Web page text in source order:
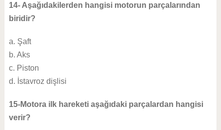
14- Aşağıdakilerden hangisi motorun parçalarından
biridir?
a. Şaft
b. Aks
c. Piston
d. İstavroz dişlisi
15-Motora ilk hareketi aşağıdaki parçalardan hangisi
verir?